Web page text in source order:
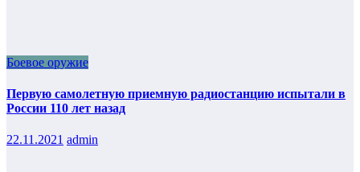
Боевое оружие
Первую самолетную приемную радиостанцию испытали в
России 110 лет назад
22.11.2021 admin